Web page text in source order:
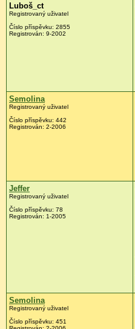
Luboš_ct
Registrovaný uživatel
Číslo příspěvku: 2855
Registrován: 9-2002
Semolina
Registrovaný uživatel
Číslo příspěvku: 442
Registrován: 2-2006
Jeffer
Registrovaný uživatel
Číslo příspěvku: 78
Registrován: 1-2005
Semolina
Registrovaný uživatel
Číslo příspěvku: 451